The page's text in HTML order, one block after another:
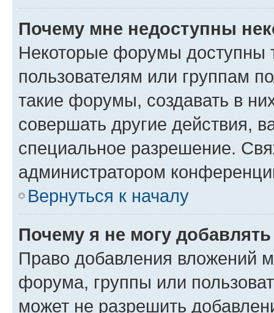
Почему мне недоступны
Некоторые форумы доступны
пользователям или группам
такие форумы, создавать в
совершать другие действия,
специальное разрешение.
администратором
Вернуться к началу
Почему я не могу
Право добавления вложений
форума, группы или
может не разрешить